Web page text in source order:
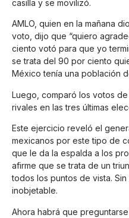
casilla y se movilizó.
AMLO, quien en la mañana
voto, dijo que “quiero
ciento votó para que yo
se trata del 90 por ciento
México tenía una población
Luego, comparó los votos
rivales en las tres últimas
Este ejercicio reveló el
mexicanos por este tipo de
que le da la espalda a los
afirme que se trata de un
todos los puntos de vista.
inobjetable.
Ahora habrá que